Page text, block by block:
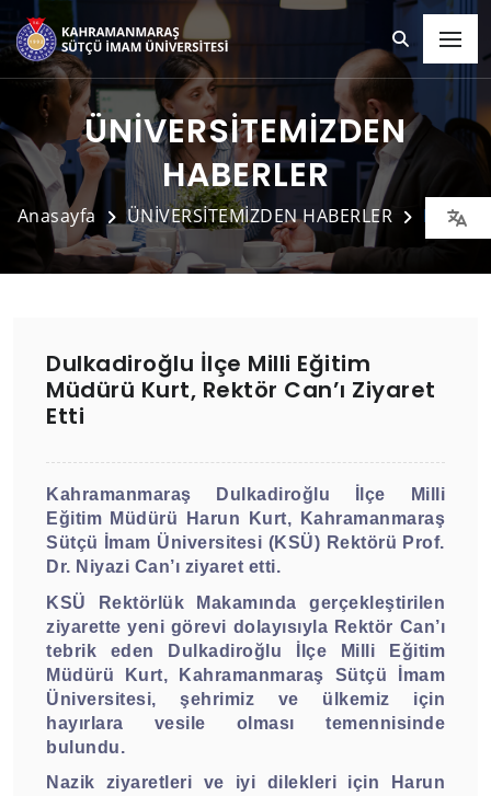
ÜNİVERSİTEMİZDEN
HABERLER
Anasayfa ÜNİVERSİTEMİZDEN HABERLER Detay
Dulkadiroğlu İlçe Milli Eğitim
Müdürü Kurt, Rektör Can’ı Ziyaret
Etti
Kahramanmaraş Dulkadiroğlu İlçe Milli
Eğitim Müdürü Harun Kurt, Kahramanmaraş
Sütçü İmam Üniversitesi (KSÜ) Rektörü Prof.
Dr. Niyazi Can’ı ziyaret etti.
KSÜ Rektörlük Makamında gerçekleştirilen
ziyarette yeni görevi dolayısıyla Rektör Can’ı
tebrik eden Dulkadiroğlu İlçe Milli Eğitim
Müdürü Kurt, Kahramanmaraş Sütçü İmam
Üniversitesi, şehrimiz ve ülkemiz için
hayırlara vesile olması temennisinde
bulundu.
Nazik ziyaretleri ve iyi dilekleri için Harun